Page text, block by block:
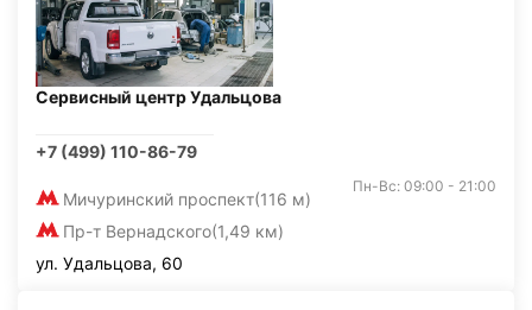
Сервисный центр Удальцова
+7 (499) 110-86-79
Мичуринский проспект(116 м)
Пр-т Вернадского(1,49 км)
Пн-Вс: 09:00 - 21:00
ул. Удальцова, 60